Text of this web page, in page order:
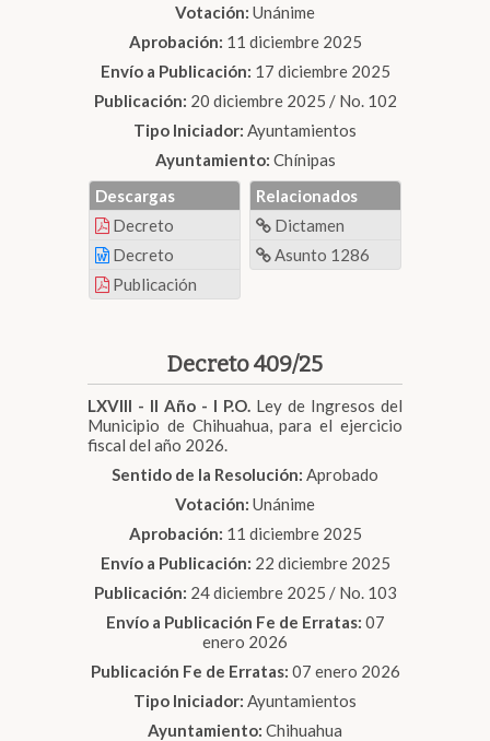
Votación: Unánime
Aprobación: 11 diciembre 2025
Envío a Publicación: 17 diciembre 2025
Publicación: 20 diciembre 2025 / No. 102
Tipo Iniciador: Ayuntamientos
Ayuntamiento: Chínipas
Descargas
Decreto
Decreto
Publicación
Relacionados
Dictamen
Asunto 1286
Decreto 409/25
LXVIII - II Año - I P.O. Ley de Ingresos del
Municipio de Chihuahua, para el ejercicio
fiscal del año 2026.
Sentido de la Resolución: Aprobado
Votación: Unánime
Aprobación: 11 diciembre 2025
Envío a Publicación: 22 diciembre 2025
Publicación: 24 diciembre 2025 / No. 103
Envío a Publicación Fe de Erratas: 07
enero 2026
Publicación Fe de Erratas: 07 enero 2026
Tipo Iniciador: Ayuntamientos
Ayuntamiento: Chihuahua